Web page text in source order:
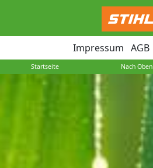
Impressum AGB
Startseite Nach Oben